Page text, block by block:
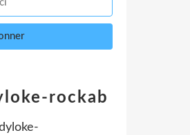
rockab